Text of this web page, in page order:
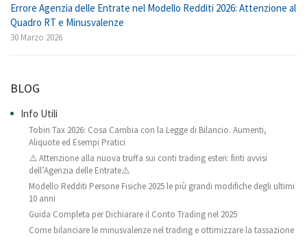
Errore Agenzia delle Entrate nel Modello Redditi 2026: Attenzione al
Quadro RT e Minusvalenze
30 Marzo 2026
BLOG
Info Utili
Tobin Tax 2026: Cosa Cambia con la Legge di Bilancio. Aumenti,
Aliquote ed Esempi Pratici
⚠️ Attenzione alla nuova truffa sui conti trading esteri: finti avvisi
dell’Agenzia delle Entrate⚠️
Modello Redditi Persone Fisiche 2025 le più grandi modifiche degli ultimi
10 anni
Guida Completa per Dichiarare il Conto Trading nel 2025
Come bilanciare le minusvalenze nel trading e ottimizzare la tassazione